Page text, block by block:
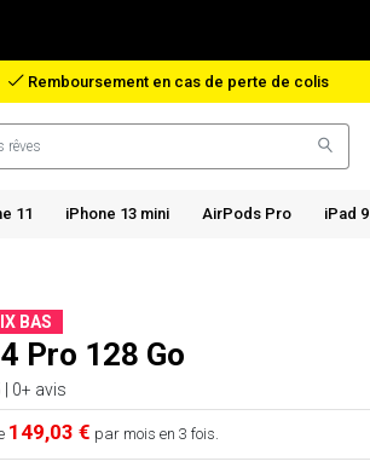
Remboursement en cas de perte de colis
11 iPhone 13 mini AirPods Pro iPad 9
BAS
Pro 128 Go
0+ avis
149,03 € par mois en 3 fois.